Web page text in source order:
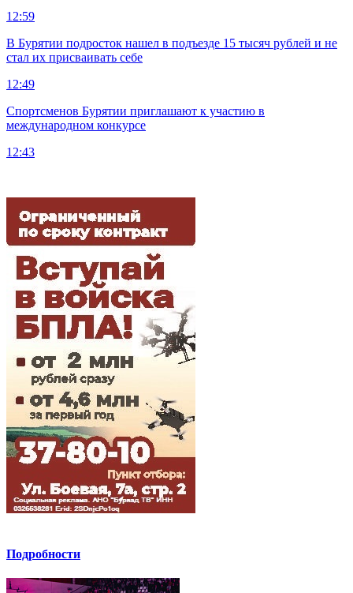
12:59
В Бурятии подросток нашел в подъезде 15 тысяч рублей и не
стал их присваивать себе
12:49
Спортсменов Бурятии приглашают к участию в
международном конкурсе
12:43
Подробности